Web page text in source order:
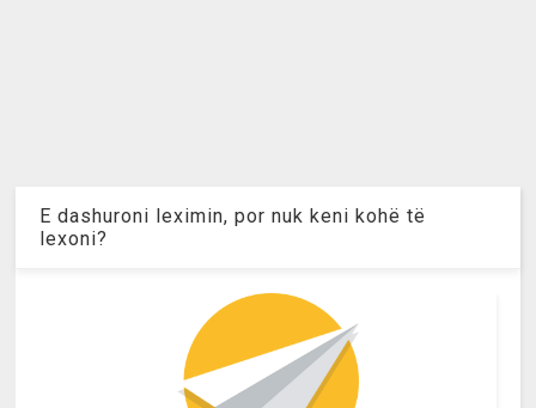
E dashuroni leximin, por nuk keni kohë të
lexoni?